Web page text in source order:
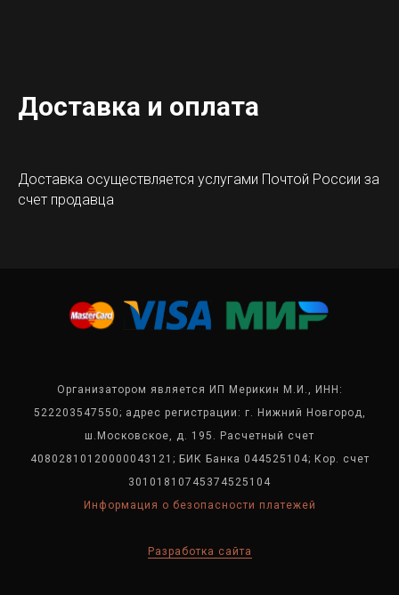
Доставка и оплата
Доставка осуществляется услугами Почтой России за
счет продавца
Организатором является ИП Мерикин М.И., ИНН:
522203547550; адрес регистрации: г. Нижний Новгород,
ш.Московское, д. 195. Расчетный счет
40802810120000043121; БИК Банка 044525104; Кор. счет
30101810745374525104
Информация о безопасности платежей
Разработка сайта